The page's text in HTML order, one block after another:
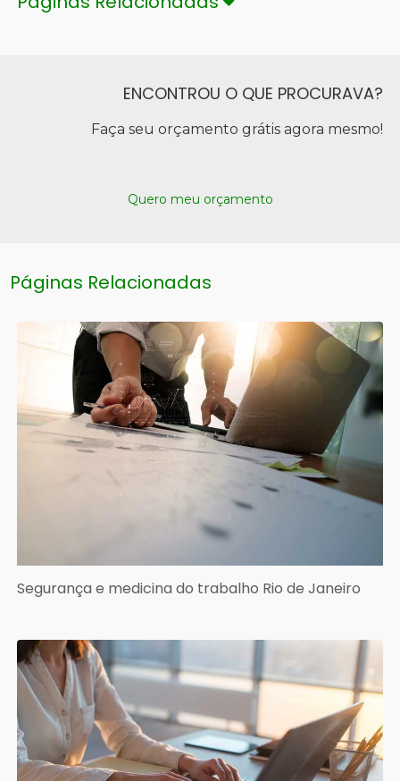
ENCONTROU O QUE PROCURAVA?
Faça seu orçamento grátis agora mesmo!
Quero meu orçamento
Páginas Relacionadas
Segurança e medicina do trabalho Rio de Janeiro